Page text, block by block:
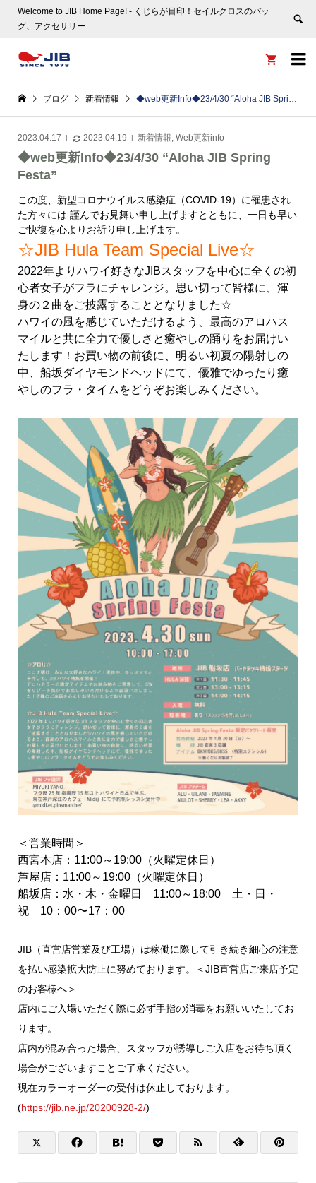
Welcome to JIB Home Page! ‐ くじらが目印！セイルクロスのバッ
グ、アクセサリー


ブログ 新着情報 ◆web更新Info◆23/4/30 “Aloha JIB Spring Festa”
2023.04.17 2023.04.19 新着情報, Web更新info
◆web更新Info◆23/4/30 “Aloha JIB Spring
Festa”
この度、新型コロナウイルス感染症（COVID-19）に罹患され
た方々には 謹んでお見舞い申し上げますとともに、一日も早い
ご快復を心よりお祈り申し上げます。
☆JIB Hula Team Special Live☆
2022年よりハワイ好きなJIBスタッフを中心に全くの初
心者女子がフラにチャレンジ。思い切って皆様に、渾
身の２曲をご披露することとなりました☆
ハワイの風を感じていただけるよう、最高のアロハス
マイルと共に全力で優しさと癒やしの踊りをお届けい
たします！お買い物の前後に、明るい初夏の陽射しの
中、船坂ダイヤモンドヘッドにて、優雅でゆったり癒
やしのフラ・タイムをどうぞお楽しみください。
＜営業時間＞
西宮本店：11:00～19:00（火曜定休日）
芦屋店：11:00～19:00（火曜定休日）
船坂店：水・木・金曜日 11:00～18:00 土・日・
祝 10：00〜17：00
JIB（直営店営業及び工場）は稼働に際して引き続き細心の注意
を払い感染拡大防止に努めております。＜JIB直営店ご来店予定
のお客様へ＞
店内にご入場いただく際に必ず手指の消毒をお願いいたしてお
ります。
店内が混み合った場合、スタッフが誘導しご入店をお待ち頂く
場合がございますことご了承ください。
現在カラーオーダーの受付は休止しております。
(https://jib.ne.jp/20200928-2/)